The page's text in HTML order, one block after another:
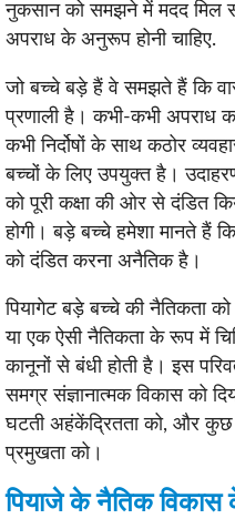
नुकसान को समझने में मदद मिल
अपराध के अनुरूप होनी चाहिए.
जो बच्चे बड़े हैं वे समझते हैं कि
प्रणाली है। कभी-कभी अपराध
कभी निर्दोषों के साथ कठोर
बच्चों के लिए उपयुक्त है।
को पूरी कक्षा की ओर से दंडित
होगी। बड़े बच्चे हमेशा मानते हैं
को दंडित करना अनैतिक है।
पियागेट बड़े बच्चे की नैतिकता
या एक ऐसी नैतिकता के रूप में
कानूनों से बंधी होती है। इस
समग्र संज्ञानात्मक विकास को
घटती अहंकेंद्रितता को, और कुछ
प्रमुखता को।
पियाजे के नैतिक विकास